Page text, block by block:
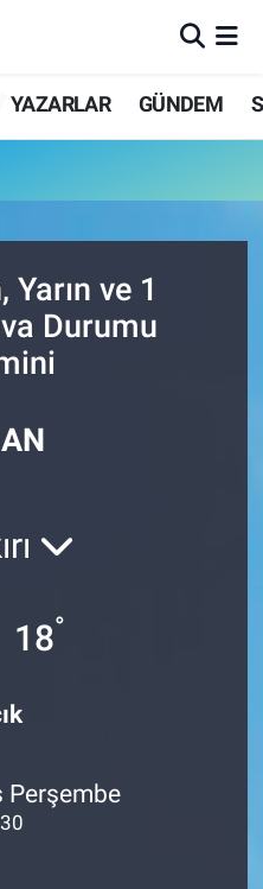
YAZARLAR GÜNDEM
ve 1
Durumu
18°
ve Fikstür